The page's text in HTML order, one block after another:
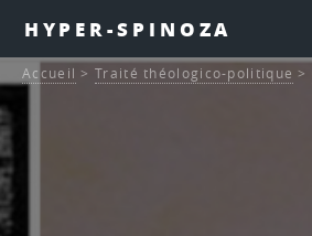
HYPER-SPINOZA
Accueil >Traité théologico-politique >